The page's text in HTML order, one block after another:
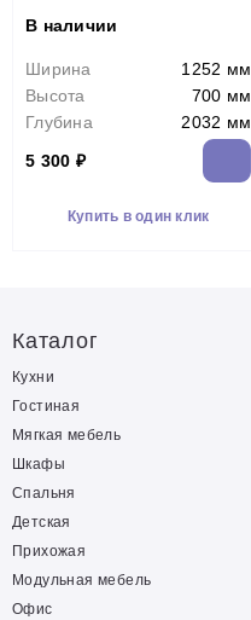
В наличии
Ширина
1252 мм
Высота
700 мм
Глубина
2032 мм
5 300 ₽
Купить в один клик
Каталог
Кухни
Гостиная
Мягкая мебель
Шкафы
Спальня
Детская
Прихожая
Модульная мебель
Офис